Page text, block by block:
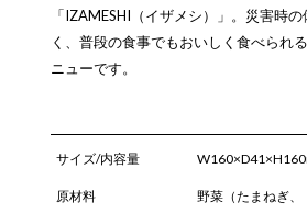
「IZAMESHI（イザメシ）」。災害時
く、普段の食事でもおいしく食べられ
ニューです。
サイズ/内容量
原材料
野菜（たまねぎ、